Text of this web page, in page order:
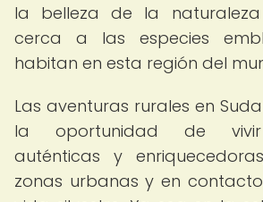
la belleza de la
cerca a las especies
habitan en esta región del
Las aventuras rurales en
la oportunidad de vivir
auténticas y
zonas urbanas y en